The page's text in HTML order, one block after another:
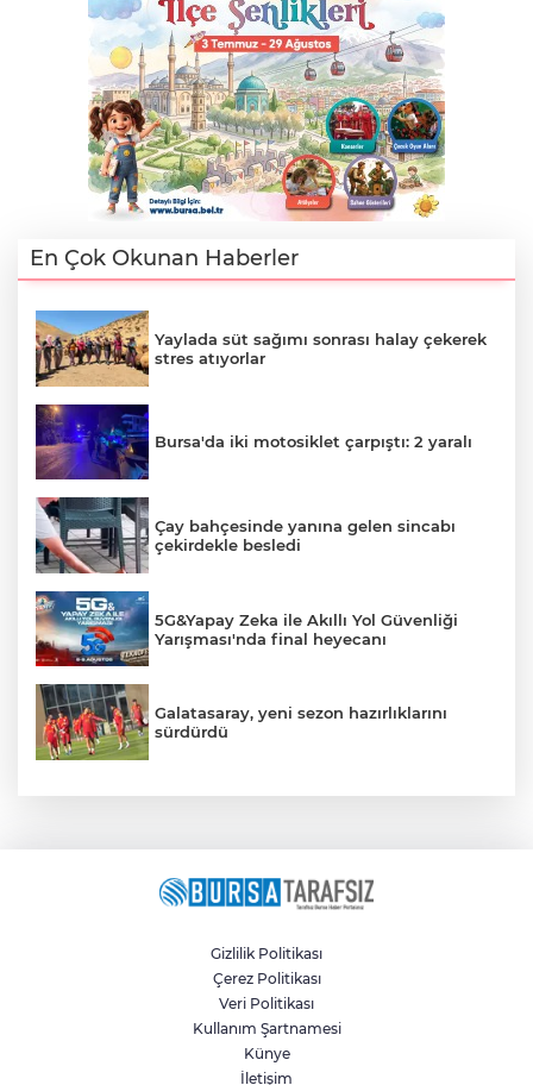
En Çok Okunan Haberler
Yaylada süt sağımı sonrası halay çekerek
stres atıyorlar
Bursa'da iki motosiklet çarpıştı: 2 yaralı
Çay bahçesinde yanına gelen sincabı
çekirdekle besledi
5G&Yapay Zeka ile Akıllı Yol Güvenliği
Yarışması'nda final heyecanı
Galatasaray, yeni sezon hazırlıklarını
sürdürdü
Gizlilik Politikası
Çerez Politikası
Veri Politikası
Kullanım Şartnamesi
Künye
İletişim